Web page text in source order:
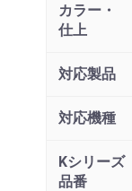
カラー・
仕上
対応製品
対応機種
Kシリーズ
品番